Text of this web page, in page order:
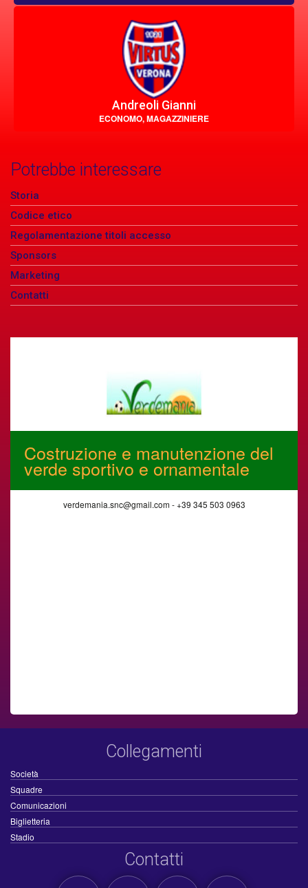
Andreoli Gianni
ECONOMO, MAGAZZINIERE
Potrebbe interessare
Storia
Codice etico
Regolamentazione titoli accesso
Sponsors
Marketing
Contatti
Costruzione e manutenzione del
verde sportivo e ornamentale
verdemania.snc@gmail.com - +39 345 503 0963
Collegamenti
Società
Squadre
Comunicazioni
Biglietteria
Stadio
Contatti